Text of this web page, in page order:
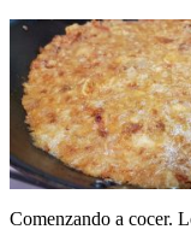
Comenzando a cocer.